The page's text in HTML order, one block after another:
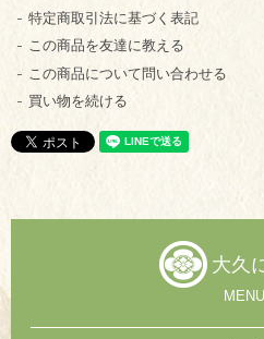
特定商取引法に基づく表記
この商品を友達に教える
この商品について問い合わせる
買い物を続ける
大久
MENU